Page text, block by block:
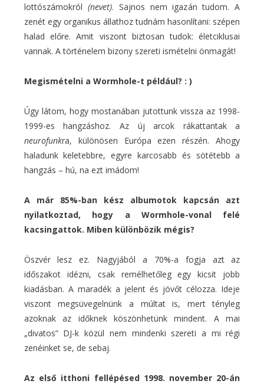
lottószámokról (nevet). Sajnos nem igazán tudom. A
zenét egy organikus állathoz tudnám hasonlítani: szépen
halad előre. Amit viszont biztosan tudok: életciklusai
vannak. A történelem bizony szereti ismételni önmagát!
Megismételni a Wormhole-t például? : )
Úgy látom, hogy mostanában jutottunk vissza az 1998-
1999-es hangzáshoz. Az új arcok rákattantak a
neurofunkra, különösen Európa ezen részén. Ahogy
haladunk keletebbre, egyre karcosabb és sötétebb a
hangzás – hú, na ezt imádom!
A már 85%-ban kész albumotok kapcsán azt
nyilatkoztad, hogy a Wormhole-vonal felé
kacsingattok. Miben különbözik mégis?
Öszvér lesz ez. Nagyjából a 70%-a fogja azt az
időszakot idézni, csak remélhetőleg egy kicsit jobb
kiadásban. A maradék a jelent és jövőt célozza. Ideje
viszont megsüvegelnünk a múltat is, mert tényleg
azoknak az időknek köszönhetünk mindent. A mai
„divatos” DJ-k közül nem mindenki szereti a mi régi
zenéinket se, de sebaj.
Az első itthoni fellépésed 1998. november 20-án